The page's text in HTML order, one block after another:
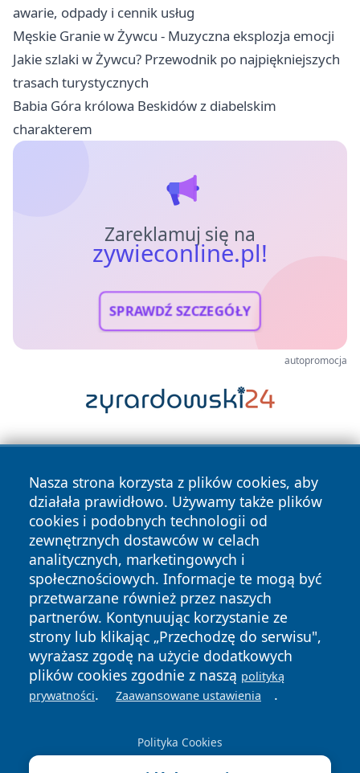
awarie, odpady i cennik usług
Męskie Granie w Żywcu - Muzyczna eksplozja emocji
Jakie szlaki w Żywcu? Przewodnik po najpiękniejszych
trasach turystycznych
Babia Góra królowa Beskidów z diabelskim
charakterem
Zareklamuj się na
zywieconline.pl!
SPRAWDŹ SZCZEGÓŁY
autopromocja
Nasza strona korzysta z plików cookies, aby
działała prawidłowo. Używamy także plików
cookies i podobnych technologii od
zewnętrznych dostawców w celach
analitycznych, marketingowych i
społecznościowych. Informacje te mogą być
przetwarzane również przez naszych
partnerów. Kontynuując korzystanie ze
strony lub klikając „Przechodzę do serwisu",
wyrażasz zgodę na użycie dodatkowych
plików cookies zgodnie z naszą polityką
prywatności. Zaawansowane ustawienia .
Polityka Cookies
Copyright © 2026 zywieconline.pl Wszystkie prawa
zastrzeżone.
News Autorzy
Polityka
Prywatności
Polityka
Cookies